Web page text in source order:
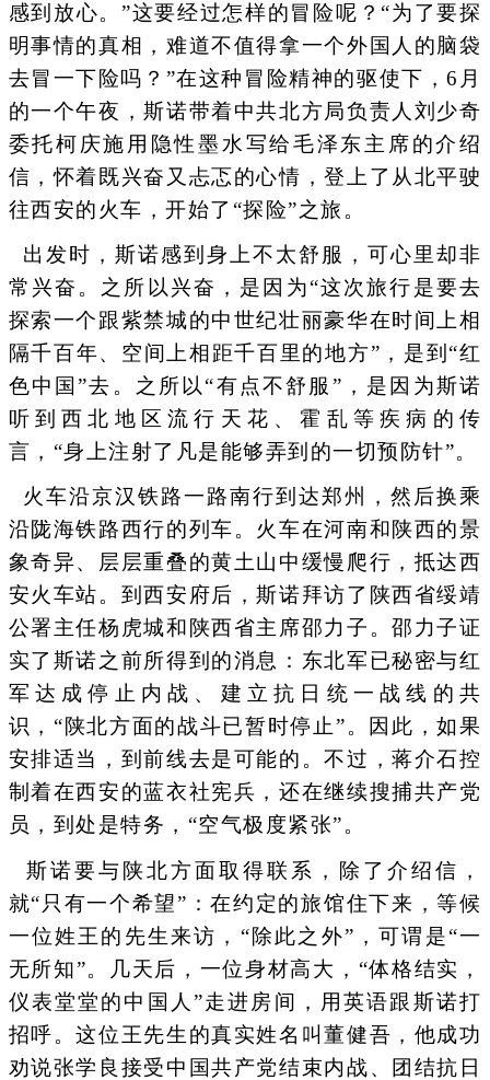
感到放心。”这要经过怎样的冒险呢？“为了要探
明事情的真相，难道不值得拿一个外国人的脑袋
去冒一下险吗？”在这种冒险精神的驱使下，6月
的一个午夜，斯诺带着中共北方局负责人刘少奇
委托柯庆施用隐性墨水写给毛泽东主席的介绍
信，怀着既兴奋又忐忑的心情，登上了从北平驶
往西安的火车，开始了“探险”之旅。
出发时，斯诺感到身上不太舒服，可心里却非
常兴奋。之所以兴奋，是因为“这次旅行是要去
探索一个跟紫禁城的中世纪壮丽豪华在时间上相
隔千百年、空间上相距千百里的地方”，是到“红
色中国”去。之所以“有点不舒服”，是因为斯诺
听到西北地区流行天花、霍乱等疾病的传
言，“身上注射了凡是能够弄到的一切预防针”。
火车沿京汉铁路一路南行到达郑州，然后换乘
沿陇海铁路西行的列车。火车在河南和陕西的景
象奇异、层层重叠的黄土山中缓慢爬行，抵达西
安火车站。到西安府后，斯诺拜访了陕西省绥靖
公署主任杨虎城和陕西省主席邵力子。邵力子证
实了斯诺之前所得到的消息：东北军已秘密与红
军达成停止内战、建立抗日统一战线的共
识，“陕北方面的战斗已暂时停止”。因此，如果
安排适当，到前线去是可能的。不过，蒋介石控
制着在西安的蓝衣社宪兵，还在继续搜捕共产党
员，到处是特务，“空气极度紧张”。
斯诺要与陕北方面取得联系，除了介绍信，
就“只有一个希望”：在约定的旅馆住下来，等候
一位姓王的先生来访，“除此之外”，可谓是“一
无所知”。几天后，一位身材高大，“体格结实，
仪表堂堂的中国人”走进房间，用英语跟斯诺打
招呼。这位王先生的真实姓名叫董健吾，他成功
劝说张学良接受中国共产党结束内战、团结抗日